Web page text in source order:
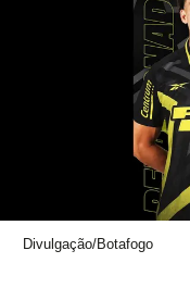
Divulgação/Botafogo